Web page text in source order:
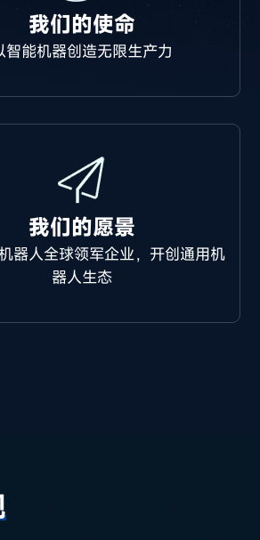
我们的使命
智能机器创造无限生产力
我们的愿景
器人全球领军企业，开创通用机
器人生态